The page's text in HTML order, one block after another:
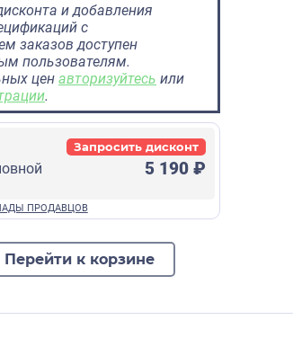
и добавления
с
заказов доступен
пользователям.
цен авторизуйтесь или
.
5 190 ₽
Запросить дисконт
Перейти к корзине